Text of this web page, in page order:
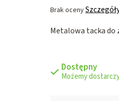
Średnia
produktu
5
Brak oceny
Metalowa tackado
Dostępny